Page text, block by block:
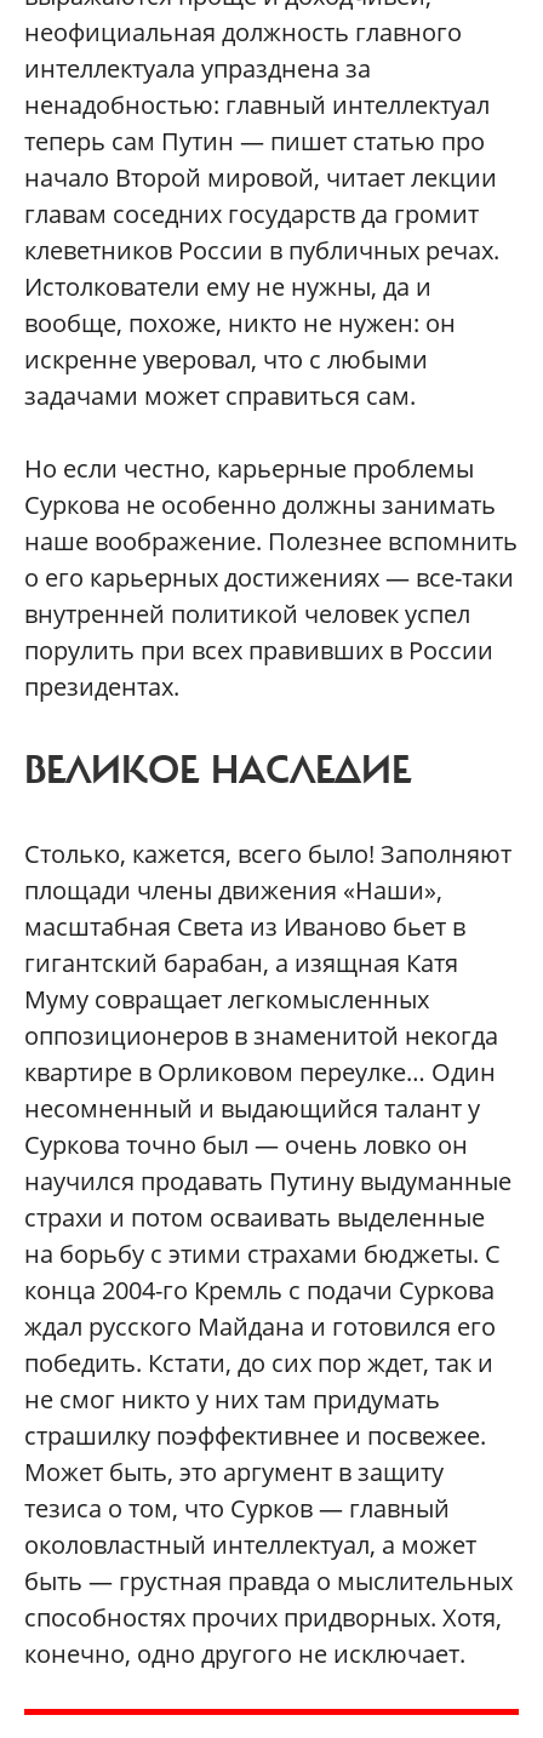
неофициальная должность главного
интеллектуала упразднена за
ненадобностью: главный интеллектуал
теперь сам Путин — пишет статью про
начало Второй мировой, читает лекции
главам соседних государств да громит
клеветников России в публичных речах.
Истолкователи ему не нужны, да и
вообще, похоже, никто не нужен: он
искренне уверовал, что с любыми
задачами может справиться сам.
Но если честно, карьерные проблемы
Суркова не особенно должны занимать
наше воображение. Полезнее вспомнить
о его карьерных достижениях — все-таки
внутренней политикой человек успел
порулить при всех правивших в России
президентах.
ВЕЛИКОЕ НАСЛЕДИЕ
Столько, кажется, всего было! Заполняют
площади члены движения «Наши»,
масштабная Света из Иваново бьет в
гигантский барабан, а изящная Катя
Муму совращает легкомысленных
оппозиционеров в знаменитой некогда
квартире в Орликовом переулке… Один
несомненный и выдающийся талант у
Суркова точно был — очень ловко он
научился продавать Путину выдуманные
страхи и потом осваивать выделенные
на борьбу с этими страхами бюджеты. С
конца 2004-го Кремль с подачи Суркова
ждал русского Майдана и готовился его
победить. Кстати, до сих пор ждет, так и
не смог никто у них там придумать
страшилку поэффективнее и посвежее.
Может быть, это аргумент в защиту
тезиса о том, что Сурков — главный
околовластный интеллектуал, а может
быть — грустная правда о мыслительных
способностях прочих придворных. Хотя,
конечно, одно другого не исключает.